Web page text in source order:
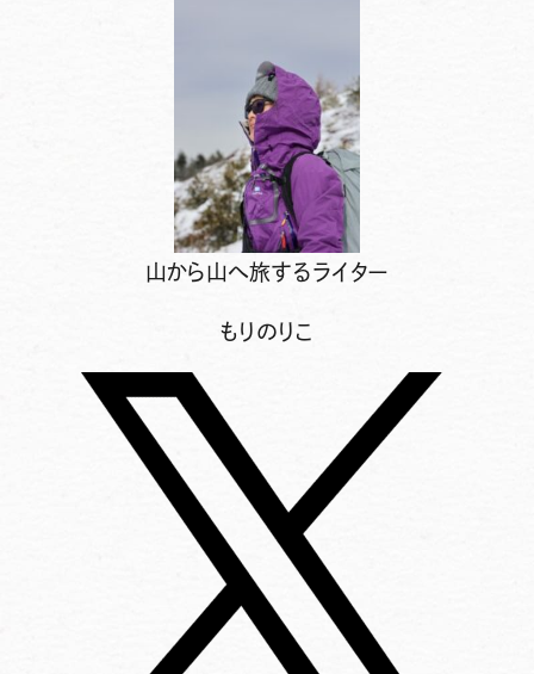
山から山へ旅するライター
もりのりこ